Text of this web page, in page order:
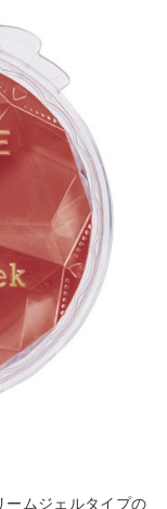
ームジェルタイプの